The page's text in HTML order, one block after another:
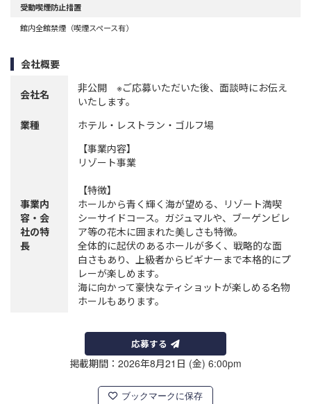
受動喫煙防止措置
館内全館禁煙（喫煙スペース有）
会社概要
会社名
非公開 ※ご応募いただいた後、面談時にお伝え
いたします。
業種
ホテル・レストラン・ゴルフ場
事業内
容・会
社の特
長
【事業内容】
リゾート事業
【特徴】
ホールから青く輝く海が望める、リゾート満喫
シーサイドコース。ガジュマルや、ブーゲンビレ
ア等の花木に囲まれた美しさも特徴。
全体的に起伏のあるホールが多く、戦略的な面
白さもあり、上級者からビギナーまで本格的にプ
レーが楽しめます。
海に向かって豪快なティショットが楽しめる名物
ホールもあります。
応募する
掲載期間：2026年8月21日 (金) 6:00pm
ブックマークに保存